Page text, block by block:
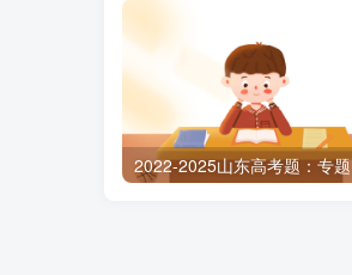
D.所谓治国必先齐
【答案】B
【解析】“鞋子合不
言权。”运用了类比思维